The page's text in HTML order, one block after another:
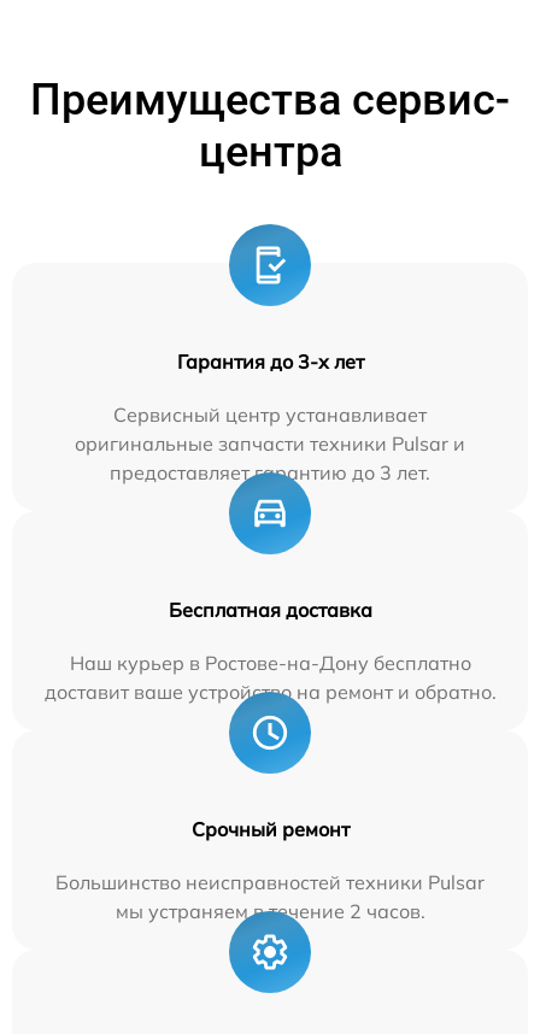
Преимущества сервис-
центра
Гарантия до 3-х лет
Сервисный центр устанавливает
оригинальные запчасти техники Pulsar и
предоставляет гарантию до 3 лет.
Бесплатная доставка
Наш курьер в Ростове-на-Дону бесплатно
доставит ваше устройство на ремонт и обратно.
Срочный ремонт
Большинство неисправностей техники Pulsar
мы устраняем в течение 2 часов.